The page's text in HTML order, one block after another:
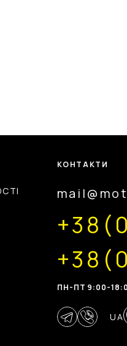
КОНТАКТИ
ПН-ПТ 9:00-
UA